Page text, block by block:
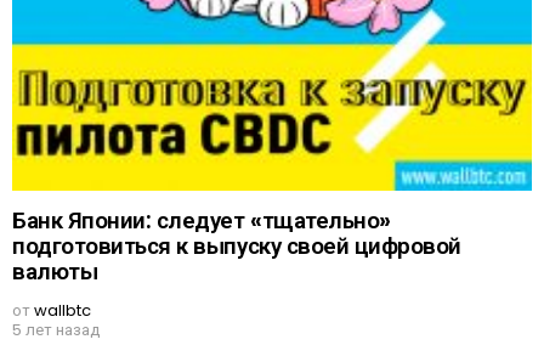
Банк Японии: следует «тщательно»
подготовиться к выпуску своей цифровой
валюты
отwallbtc
5 лет назад